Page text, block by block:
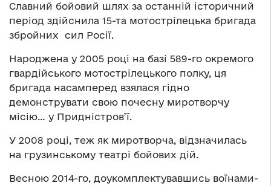
Славний бойовий шлях за останній історичний
період здійснила 15-та мотострілецька бригада
збройних сил Росії.
Народжена у 2005 році на базі 589-го окремого
гвардійського мотострілецького полку, ця
бригада насамперед взялася гідно
демонструвати свою почесну миротворчу
місію… у Придністров’ї.
У 2008 році, теж як миротворча, відзначилась
на грузинському театрі бойових дій.
Весною 2014-го, доукомплектувавшись воїнами-